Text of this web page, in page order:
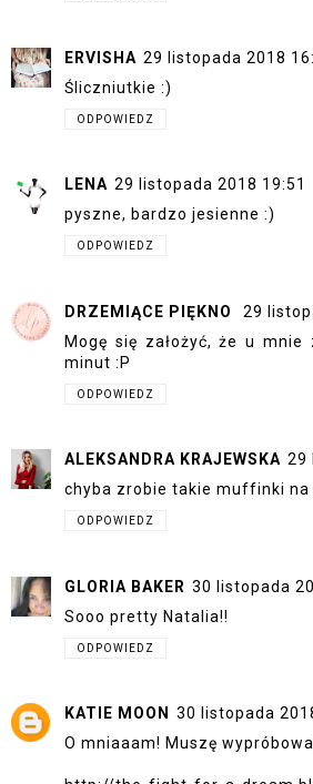
ERVISHA 29 listopada 2018
Śliczniutkie :)
ODPOWIEDZ
LENA 29 listopada 2018 19:51
pyszne, bardzo jesienne :)
ODPOWIEDZ
DRZEMIĄCE PIĘKNO
29
Mogę się założyć, że u mnie
minut :P
ODPOWIEDZ
ALEKSANDRA KRAJEWSKA 29
chyba zrobie takie muffinki na
ODPOWIEDZ
GLORIA BAKER 30 listopada
Sooo pretty Natalia!!
ODPOWIEDZ
KATIE MOON
30 listopada
O mniaaam! Muszę